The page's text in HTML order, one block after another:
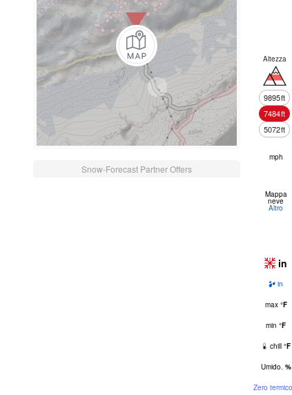
Snow-Forecast Partner Offers
Altezza
9895ft
7484ft
5072ft
mph
Mappa
neve
Altro
in
in
max °F
min °F
chill °F
Umido. %
Zero termico